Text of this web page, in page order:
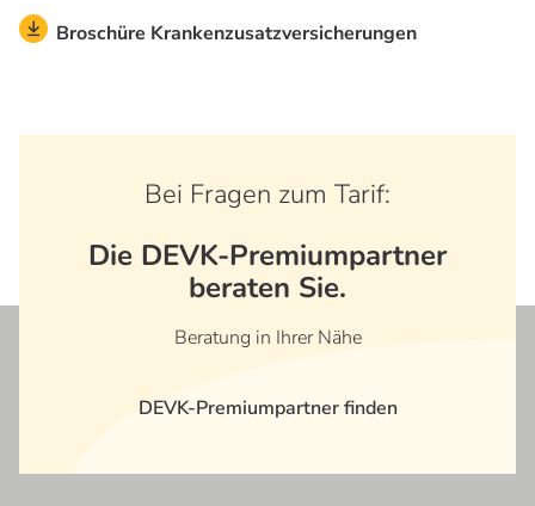
Broschüre Krankenzusatzversicherungen
Bei Fragen zum Tarif:
Die DEVK-Premiumpartner
beraten Sie.
Beratung in Ihrer Nähe
DEVK-Premiumpartner finden